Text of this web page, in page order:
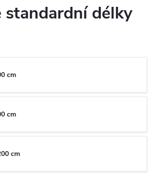
standardní délky
cm
cm
cm